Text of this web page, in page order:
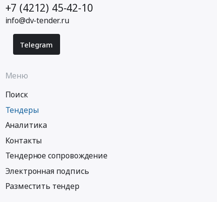
+7 (4212) 45-42-10
info@dv-tender.ru
Telegram
Меню
Поиск
Тендеры
Аналитика
Контакты
Тендерное сопровождение
Электронная подпись
Разместить тендер